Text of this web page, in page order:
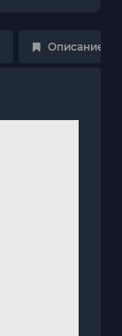
Описание